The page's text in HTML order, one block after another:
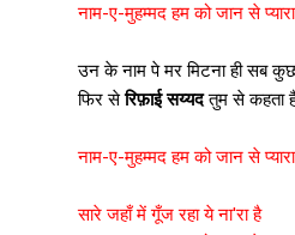
नाम-ए-मुहम्मद हम को जान से
उन के नाम पे मर मिटना ही सब
फिर सेरिफ़ाई सय्यदतुम से कहता
नाम-ए-मुहम्मद हम को जान से
सारे जहाँ में गूँज रहा ये ना'रा है